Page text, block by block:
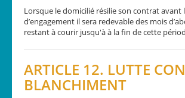
Lorsque le domicilié résilie son contrat avant
d’engagement il sera redevable des mois
restant à courir jusqu'à à la fin de cette
ARTICLE 12. LUTTE
BLANCHIMENT